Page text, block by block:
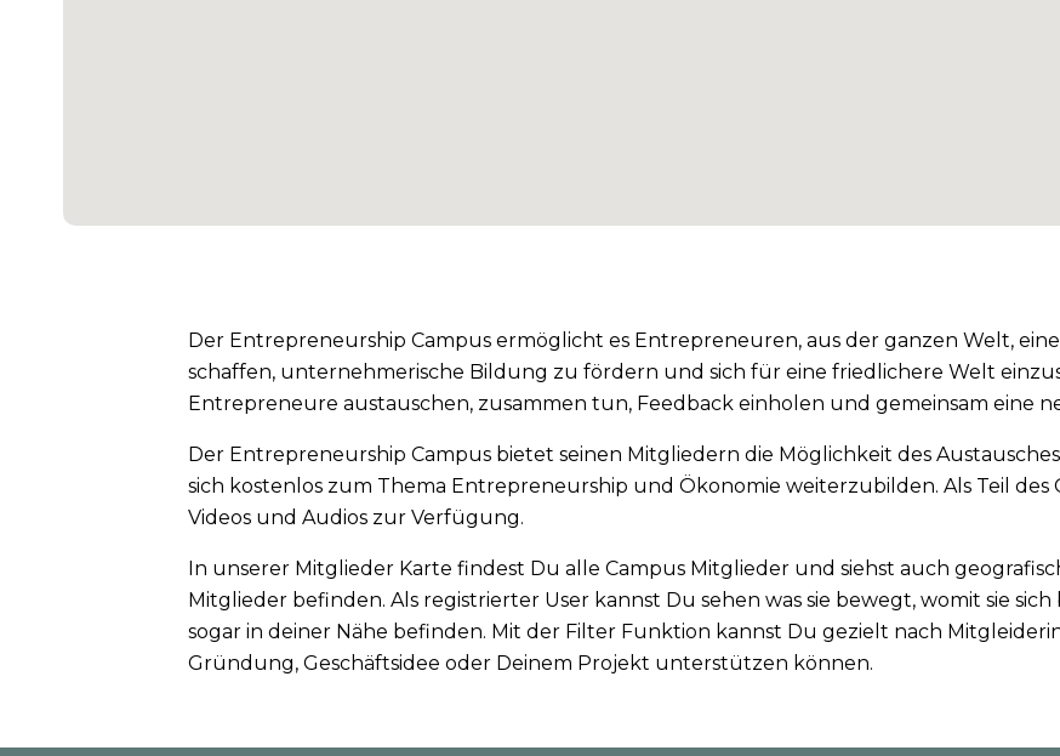
Der Entrepreneurship Campus ermöglicht es Entrepreneuren, aus der ganzen Welt,
schaffen, unternehmerische Bildung zu fördern und sich für eine friedlichere Welt
Entrepreneure austauschen, zusammen tun, Feedback einholen und gemeinsam eine
Der Entrepreneurship Campus bietet seinen Mitgliedern die Möglichkeit des
sich kostenlos zum Thema Entrepreneurship und Ökonomie weiterzubilden. Als Teil des
Videos und Audios zur Verfügung.
In unserer Mitglieder Karte findest Du alle Campus Mitglieder und siehst auch
Mitglieder befinden. Als registrierter User kannst Du sehen was sie bewegt, womit sie
sogar in deiner Nähe befinden. Mit der Filter Funktion kannst Du gezielt nach
Gründung, Geschäftsidee oder Deinem Projekt unterstützen können.